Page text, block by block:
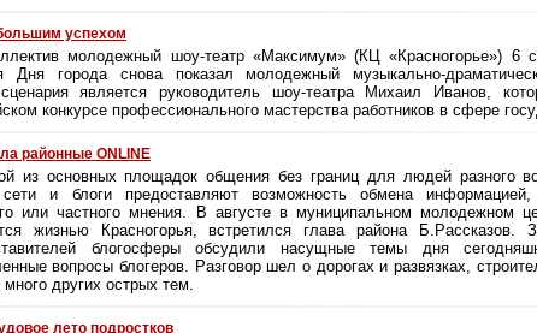
успехом
молодежный шоу-театр «Максимум» (КЦ «Красногорье») 6
Дня города снова показал молодежный музыкально-
сценария является руководитель шоу-театра Михаил Иванов,
конкурсе профессионального мастерства работников в сфере
районные ONLINE
из основных площадок общения без границ для людей разного
и блоги предоставляют возможность обмена
или частного мнения. В августе в муниципальном молодежном
жизнью Красногорья, встретился глава района Б.Рассказов.
блогосферы обсудили насущные темы дня
вопросы блогеров. Разговор шел о дорогах и развязках,
других острых тем.
лето подростков